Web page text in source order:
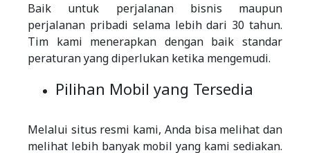
Baik untuk perjalanan bisnis maupun
perjalanan pribadi selama lebih dari 30 tahun.
Tim kami menerapkan dengan baik standar
peraturan yang diperlukan ketika mengemudi.
Pilihan Mobil yang Tersedia
Melalui situs resmi kami, Anda bisa melihat dan
melihat lebih banyak mobil yang kami sediakan.